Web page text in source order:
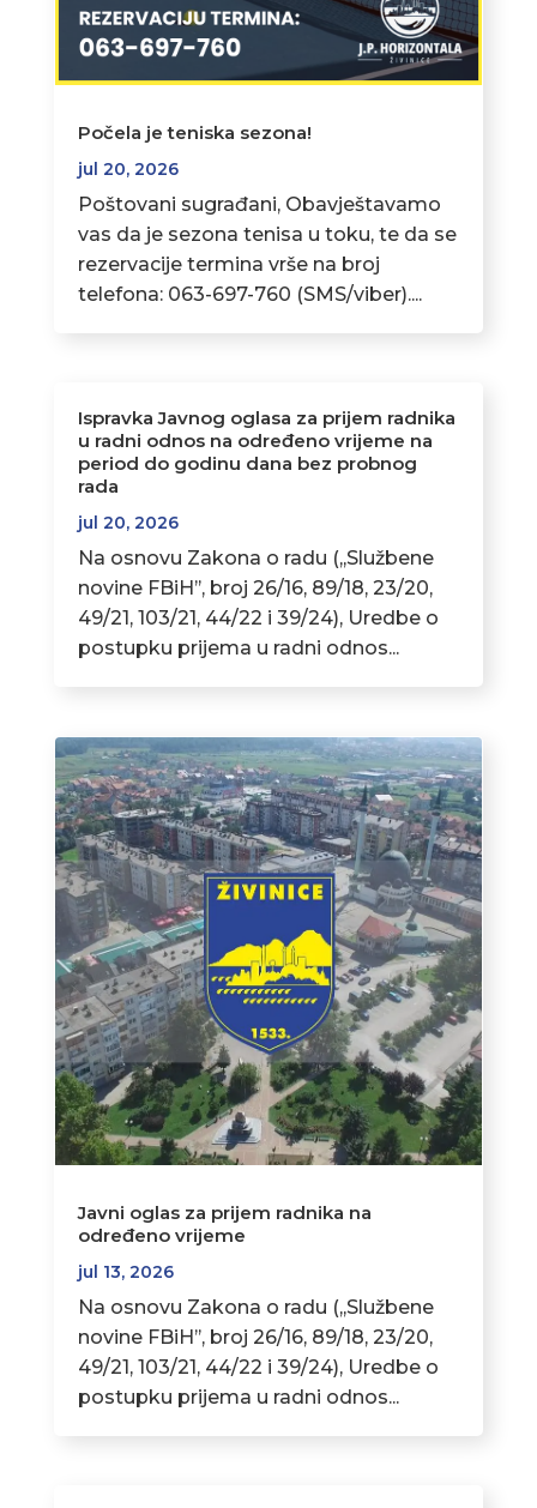
Počela je teniska sezona!
jul 20, 2026
Poštovani sugrađani, Obavještavamo
vas da je sezona tenisa u toku, te da se
rezervacije termina vrše na broj
telefona: 063-697-760 (SMS/viber)....
Ispravka Javnog oglasa za prijem radnika
u radni odnos na određeno vrijeme na
period do godinu dana bez probnog
rada
jul 20, 2026
Na osnovu Zakona o radu (,,Službene
novine FBiH’’, broj 26/16, 89/18, 23/20,
49/21, 103/21, 44/22 i 39/24), Uredbe o
postupku prijema u radni odnos...
Javni oglas za prijem radnika na
određeno vrijeme
jul 13, 2026
Na osnovu Zakona o radu (,,Službene
novine FBiH’’, broj 26/16, 89/18, 23/20,
49/21, 103/21, 44/22 i 39/24), Uredbe o
postupku prijema u radni odnos...